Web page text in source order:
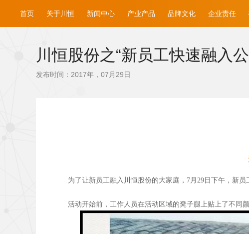
首页 关于川恒 新闻中心 产业产品 品牌文化 企业责任
川恒股份之“新员工快速融入
发布时间：2017年，07月29日
为了让新员工融入川恒股份的大家庭，7月29日下午，新
活动开始前，工作人员在活动区域的凳子腿上贴上了不同